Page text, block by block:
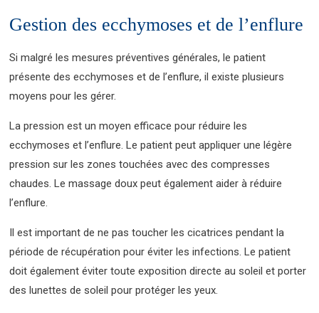
Gestion des ecchymoses et de l’enflure
Si malgré les mesures préventives générales, le patient
présente des ecchymoses et de l’enflure, il existe plusieurs
moyens pour les gérer.
La pression est un moyen efficace pour réduire les
ecchymoses et l’enflure. Le patient peut appliquer une légère
pression sur les zones touchées avec des compresses
chaudes. Le massage doux peut également aider à réduire
l’enflure.
Il est important de ne pas toucher les cicatrices pendant la
période de récupération pour éviter les infections. Le patient
doit également éviter toute exposition directe au soleil et porter
des lunettes de soleil pour protéger les yeux.